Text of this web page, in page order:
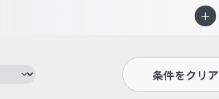
条件をクリア